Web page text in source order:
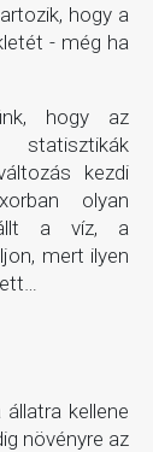
hogy a
- még ha
hogy az
statisztikák
kezdi
olyan
állt a víz, a
mert ilyen
kellene
növényre az